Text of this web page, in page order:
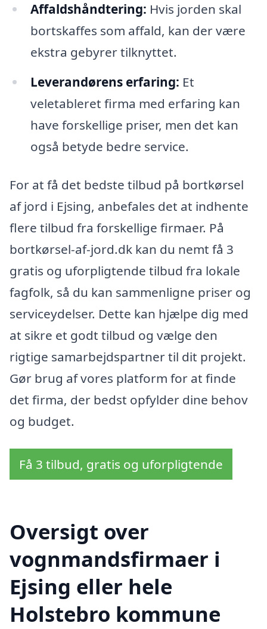
Affaldshåndtering: Hvis jorden skal
bortskaffes som affald, kan der være
ekstra gebyrer tilknyttet.
Leverandørens erfaring: Et
veletableret firma med erfaring kan
have forskellige priser, men det kan
også betyde bedre service.
For at få det bedste tilbud på bortkørsel
af jord i Ejsing, anbefales det at indhente
flere tilbud fra forskellige firmaer. På
bortkørsel-af-jord.dk kan du nemt få 3
gratis og uforpligtende tilbud fra lokale
fagfolk, så du kan sammenligne priser og
serviceydelser. Dette kan hjælpe dig med
at sikre et godt tilbud og vælge den
rigtige samarbejdspartner til dit projekt.
Gør brug af vores platform for at finde
det firma, der bedst opfylder dine behov
og budget.
Få 3 tilbud, gratis og uforpligtende
Oversigt over
vognmandsfirmaer i
Ejsing eller hele
Holstebro kommune